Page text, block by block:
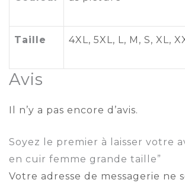
Taille 4XL, 5XL, L, M , S, XL,
Avis
Il n’y a pas encore d’avis.
Soyez le premier à laisser votre
en cuir femme grande taille”
Votre adresse de messagerie ne